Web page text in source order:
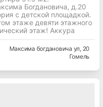
Богдановича, д.20
с детской площадкой.
этаже девяти этажного
этаж! Аккура
Максима богдановича ул, 20
Гомель